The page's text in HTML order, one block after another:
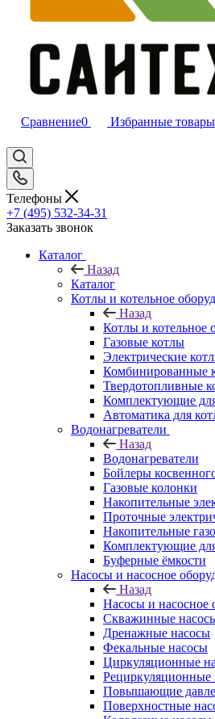
Сравнение0 Избранные товары
Телефоны
+7 (495) 532‑34‑31
Заказать звонок
Каталог
Назад
Каталог
Котлы и котельное
Назад
Котлы и котельное
Газовые котлы
Электрические
Комбинированные
Твердотопливные
Комплектующие
Автоматика для
Водонагреватели
Назад
Водонагреватели
Бойлеры
Газовые колонки
Накопительные
Проточные
Накопительные
Комплектующие
Буферные ёмкости
Насосы и насосное
Назад
Насосы и насосное
Скважинные
Дренажные насосы
Фекальные насосы
Циркуляционные
Рециркуляционные
Повышающие
Поверхностные